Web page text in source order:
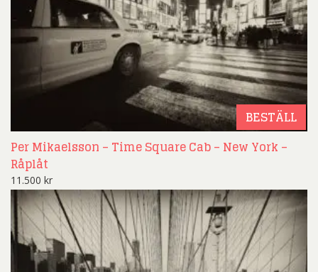
BESTÄLL
Per Mikaelsson – Time Square Cab – New York –
Råplåt
11.500 kr